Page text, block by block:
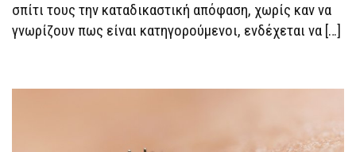
σπίτι τους την καταδικαστική απόφαση, χωρίς καν να
γνωρίζουν πως είναι κατηγορούμενοι, ενδέχεται να […]